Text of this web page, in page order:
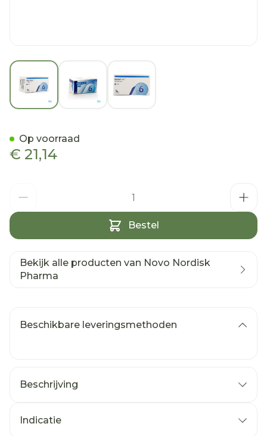
View larger image
€ 21,14
Bestel
Op voorraad
Bekijk alle producten van Novo Nordisk
Pharma
Beschikbare leveringsmethoden
Beschrijving
Indicatie